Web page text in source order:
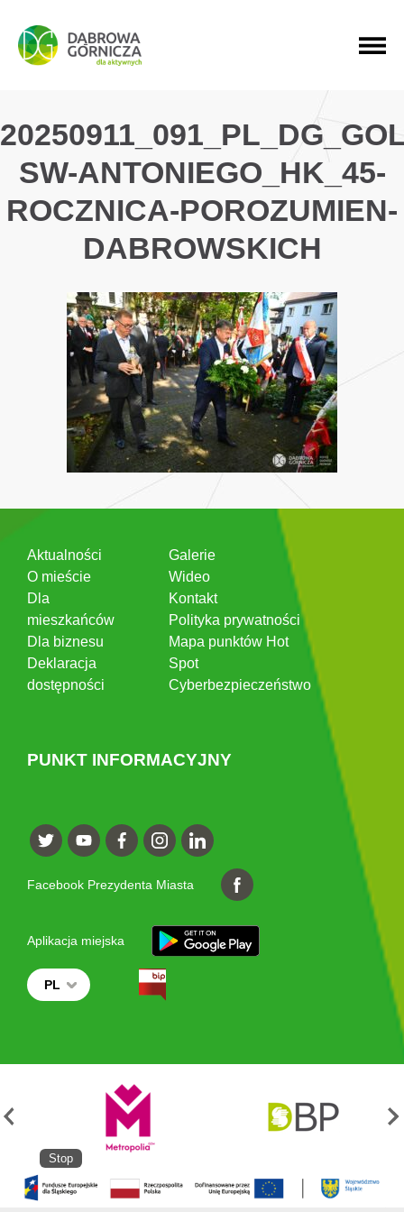
PRZEJDŹ DO MENU GŁÓWNEGO
PRZEJDŹ DO WYSZUKIWARKI
PRZEJDŹ DO TREŚCI
SW-ANTONIEGO_HK_45-
ROCZNICA-POROZUMIEN-
DABROWSKICH
Aktualności
O mieście
Dla
mieszkańców
Dla biznesu
Deklaracja
dostępności
Galerie
Wideo
Kontakt
Polityka prywatności
Mapa punktów Hot
Spot
Cyberbezpieczeństwo
PUNKT INFORMACYJNY
Facebook Prezydenta Miasta
Aplikacja miejska
PL
Stop